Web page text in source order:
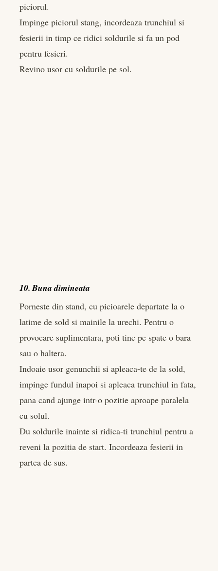
piciorul.
Impinge piciorul stang, incordeaza trunchiul si
fesierii in timp ce ridici soldurile si fa un pod
pentru fesieri.
Revino usor cu soldurile pe sol.
10. Buna dimineata
Porneste din stand, cu picioarele departate la o
latime de sold si mainile la urechi. Pentru o
provocare suplimentara, poti tine pe spate o bara
sau o haltera.
Indoaie usor genunchii si apleaca-te de la sold,
impinge fundul inapoi si apleaca trunchiul in fata,
pana cand ajunge intr-o pozitie aproape paralela
cu solul.
Du soldurile inainte si ridica-ti trunchiul pentru a
reveni la pozitia de start. Incordeaza fesierii in
partea de sus.